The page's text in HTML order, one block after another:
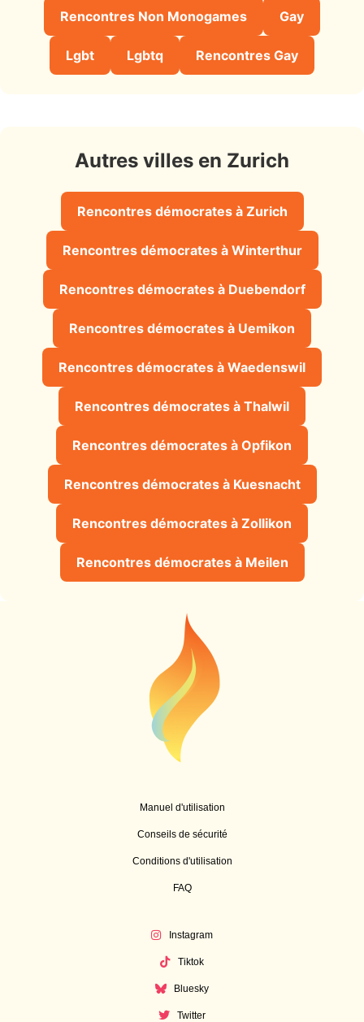
Rencontres Non Monogames Gay
Lgbt Lgbtq Rencontres Gay
Autres villes en Zurich
Rencontres démocrates à Zurich
Rencontres démocrates à Winterthur
Rencontres démocrates à Duebendorf
Rencontres démocrates à Uemikon
Rencontres démocrates à Waedenswil
Rencontres démocrates à Thalwil
Rencontres démocrates à Opfikon
Rencontres démocrates à Kuesnacht
Rencontres démocrates à Zollikon
Rencontres démocrates à Meilen
Manuel d'utilisation
Conseils de sécurité
Conditions d'utilisation
FAQ
Instagram
Tiktok
Bluesky
Twitter